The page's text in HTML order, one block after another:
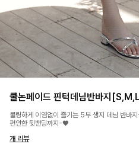
쿨논페이드 핀턱데님반바지
쿨링하게 이염없이 즐기는 5부 생지 데님 반바
편안한 뒷밴딩까지-♥
개 리뷰